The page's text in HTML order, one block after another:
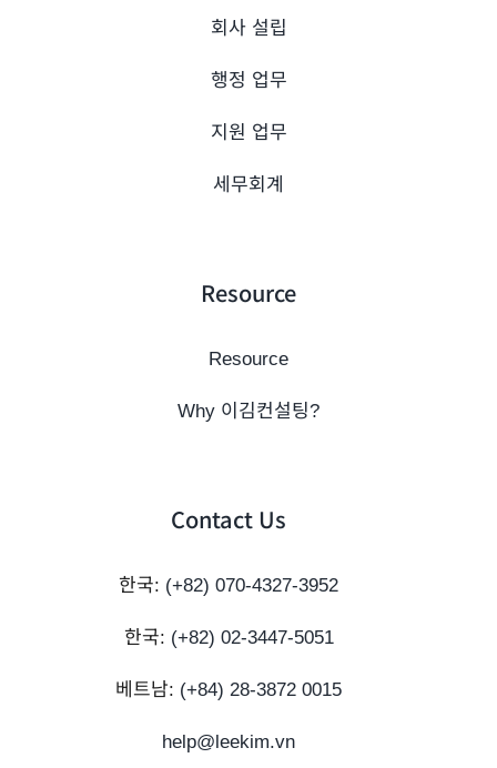
회사 설립
행정 업무
지원 업무
세무회계
Resource
Resource
Why 이김컨설팅?
Contact Us
한국: (+82) 070-4327-3952
한국: (+82) 02-3447-5051
베트남: (+84) 28-3872 0015
help@leekim.vn